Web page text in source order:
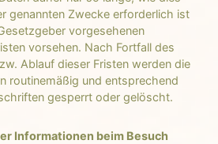
genannten Zwecke erforderlich ist
vorgesehenen
vorsehen. Nach Fortfall des
Ablauf dieser Fristen werden die
routinemäßig und entsprechend
gesperrt oder gelöscht.
Informationen beim Besuch